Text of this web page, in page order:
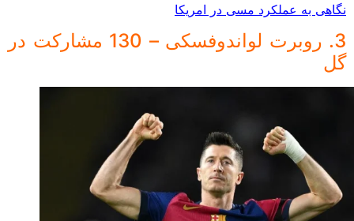
نگاهی به عملکرد مسی در امریکا
3. روبرت لواندوفسکی – 130 مشارکت در
گل